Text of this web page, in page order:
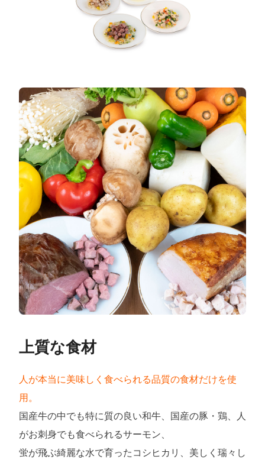
上質な食材
人が本当に美味しく食べられる品質の食材だけを使
用。
国産牛の中でも特に質の良い和牛、国産の豚・鶏、人
がお刺身でも食べられるサーモン、
蛍が飛ぶ綺麗な水で育ったコシヒカリ、美しく瑞々し